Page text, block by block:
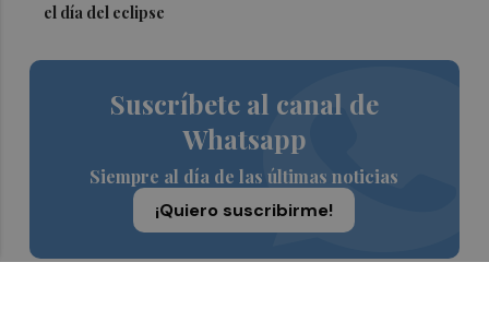
el día del eclipse
Suscríbete al canal de
Whatsapp
Siempre al día de las últimas noticias
¡Quiero suscribirme!